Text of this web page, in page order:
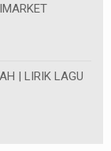
| LIRIK LAGU